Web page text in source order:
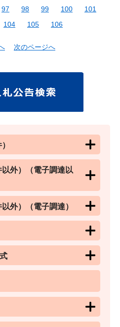
97 98 99 100
101
104 105 106
次のページへ
外）（電子調達以
外）（電子調達）